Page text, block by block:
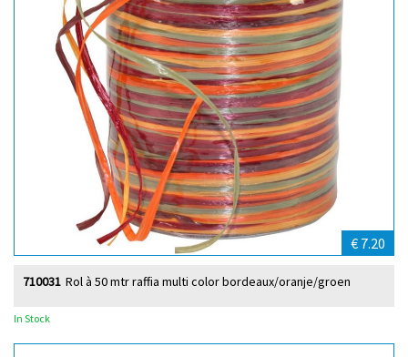
€ 7.20
Rol à 50 mtr raffia multi color bordeaux/oranje/groen
710031
In Stock